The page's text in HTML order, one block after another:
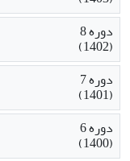
دوره 8
(1402)
دوره 7
(1401)
دوره 6
(1400)